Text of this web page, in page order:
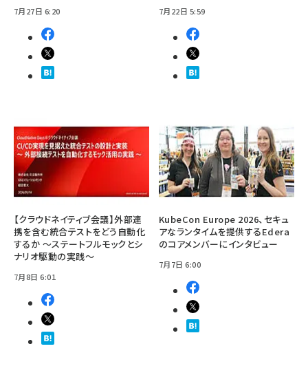
7月27日 6:20 7月22日 5:59
【クラウドネイティブ会議】外部連
携を含む統合テストをどう自動化
するか ～ステートフルモックとシ
ナリオ駆動の実践～
7月8日 6:01
KubeCon Europe 2026、セキュ
アなランタイムを提供するEdera
のコアメンバーにインタビュー
7月7日 6:00